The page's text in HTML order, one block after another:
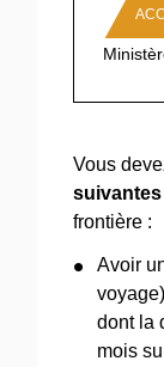
Vous
suivantes
frontière :
Avoir
dont la
mois